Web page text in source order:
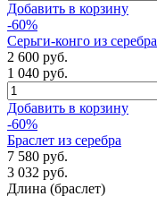
Добавить в корзину
-60%
Серьги-конго из серебра
2 600 руб.
1 040 руб.
Добавить в корзину
-60%
Браслет из серебра
7 580 руб.
3 032 руб.
Длина (браслет)